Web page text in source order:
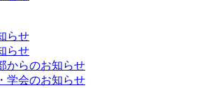
らせ
らせ
からのお知らせ
学会のお知らせ